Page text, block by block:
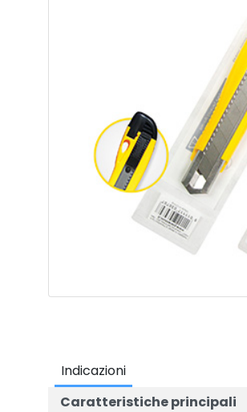
Indicazioni
Caratteristiche principali